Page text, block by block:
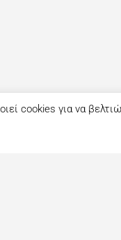
cookies για να